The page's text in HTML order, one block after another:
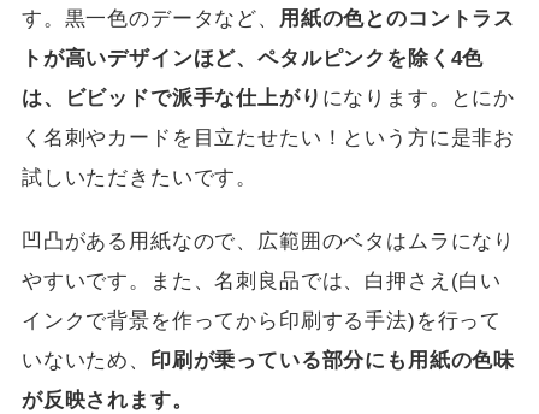
す。黒一色のデータなど、 用紙の色とのコントラス
トが高いデザインほど、ペタルピンクを除く4色
は、ビビッドで派手な仕上がり になります。とにか
く名刺やカードを目立たせたい！という方に是非お
試しいただきたいです。
凹凸がある用紙なので、広範囲のベタはムラになり
やすいです。また、名刺良品では、白押さえ(白い
インクで背景を作ってから印刷する手法)を行って
いないため、 印刷が乗っている部分にも用紙の色味
が反映されます。